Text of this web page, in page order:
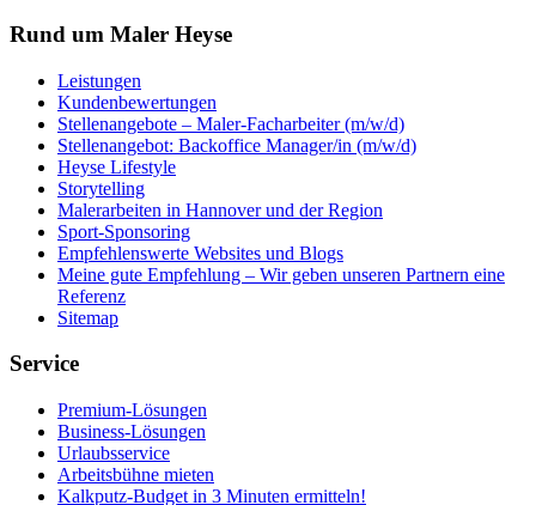
Rund um Maler Heyse
Leistungen
Kundenbewertungen
Stellenangebote – Maler-Facharbeiter (m/w/d)
Stellenangebot: Backoffice Manager/in (m/w/d)
Heyse Lifestyle
Storytelling
Malerarbeiten in Hannover und der Region
Sport-Sponsoring
Empfehlenswerte Websites und Blogs
Meine gute Empfehlung – Wir geben unseren Partnern eine
Referenz
Sitemap
Service
Premium-Lösungen
Business-Lösungen
Urlaubsservice
Arbeitsbühne mieten
Kalkputz-Budget in 3 Minuten ermitteln!